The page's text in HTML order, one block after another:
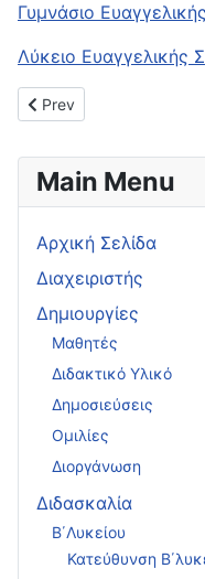
Γυμνάσιο
Λύκειο Ευαγγελικής
Previous article:
Prev
Main Menu
Αρχική Σελίδα
Διαχειριστής
Δημιουργίες
Μαθητές
Διδακτικό Υλικό
Δημοσιεύσεις
Ομιλίες
Διοργάνωση
Διδασκαλία
Β΄Λυκείου
Κατεύθυνση